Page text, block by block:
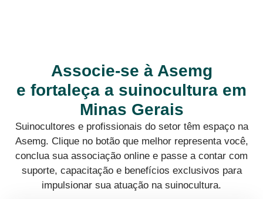
Associe-se à Asemg
e fortaleça a suinocultura em
Minas Gerais
Suinocultores e profissionais do setor têm espaço na
Asemg. Clique no botão que melhor representa você,
conclua sua associação online e passe a contar com
suporte, capacitação e benefícios exclusivos para
impulsionar sua atuação na suinocultura.